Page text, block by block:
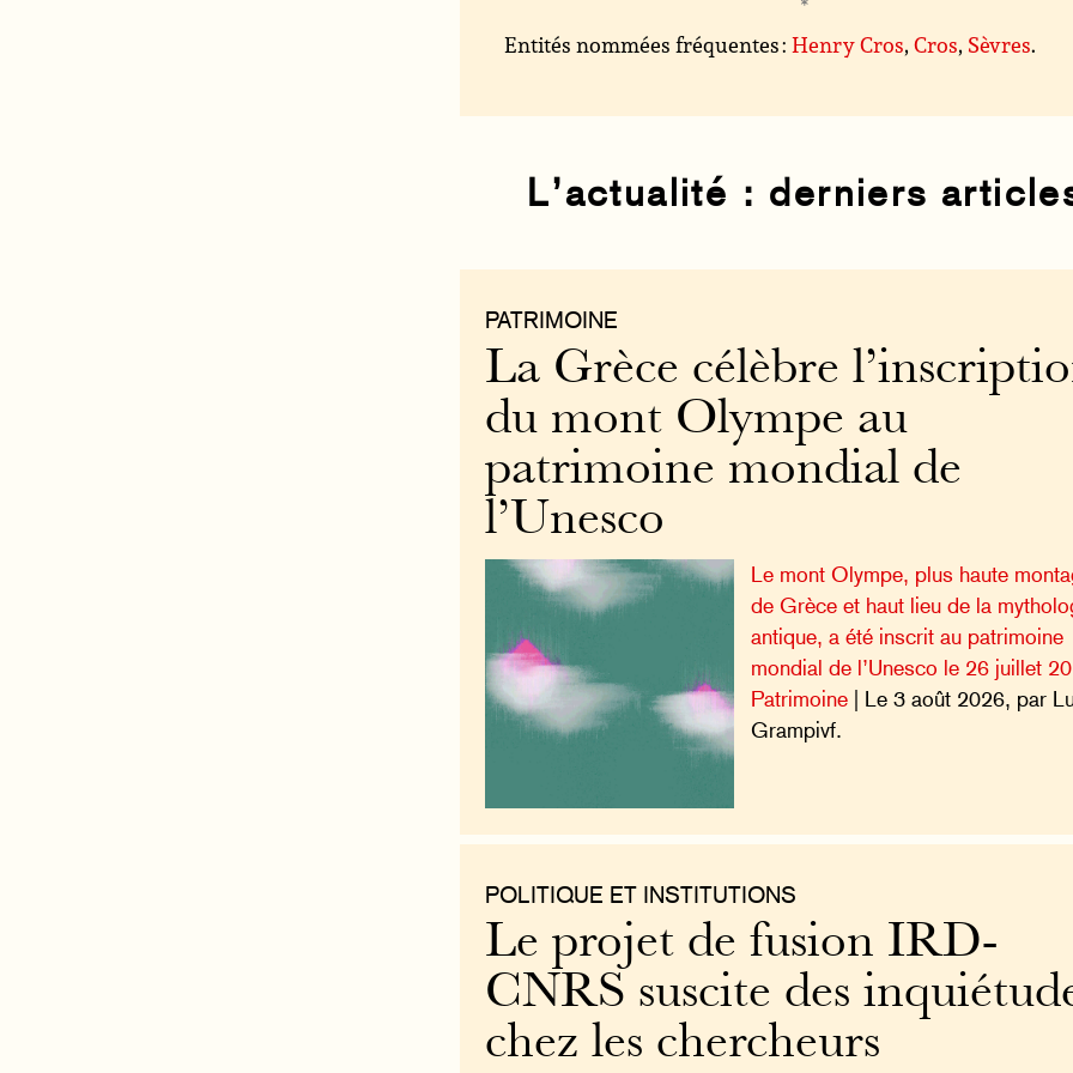
Entités nommées fréquentes :Henry Cros,Cros, Sèvres.
L’actualité : derniers
PATRIMOINE
La Grèce célèbre
du mont Olympe au
patrimoine mondial de
l’Unesco
Le mont Olympe, plus haute
de Grèce et haut lieu de la
antique, a été inscrit au patrimoine
mondial de l’Unesco le 26 juillet
Patrimoine| Le 3 août 2026, par
Grampivf.
POLITIQUE ET INSTITUTIONS
Le projet de fusion IRD-
CNRS suscite des
chez les chercheurs